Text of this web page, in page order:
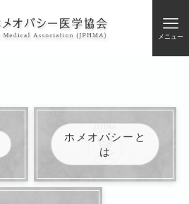
メニュー
ホメオパシーと
は